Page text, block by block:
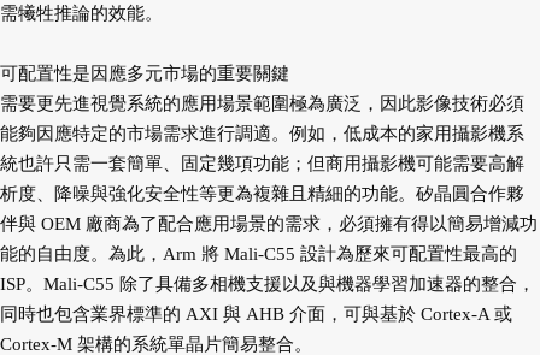
需犧牲推論的效能。
可配置性是因應多元市場的重要關鍵
需要更先進視覺系統的應用場景範圍極為廣泛，因此影像技術必須
能夠因應特定的市場需求進行調適。例如，低成本的家用攝影機系
統也許只需一套簡單、固定幾項功能；但商用攝影機可能需要高解
析度、降噪與強化安全性等更為複雜且精細的功能。矽晶圓合作夥
伴與 OEM 廠商為了配合應用場景的需求，必須擁有得以簡易增減功
能的自由度。為此，Arm 將 Mali-C55 設計為歷來可配置性最高的
ISP。Mali-C55 除了具備多相機支援以及與機器學習加速器的整合，
同時也包含業界標準的 AXI 與 AHB 介面，可與基於 Cortex-A 或
Cortex-M 架構的系統單晶片簡易整合。